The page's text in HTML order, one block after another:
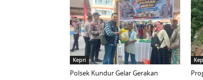
Kepri
Polsek Kundur Gelar Gerakan